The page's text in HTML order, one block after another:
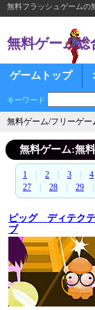
無料フラッシュゲームの
無料ゲーム総
ゲームトップ
キーワード
無料ゲーム/フリーゲー
無料ゲーム:無
1 2 3 4
27
28 29
ピッグ ディテク
ブ